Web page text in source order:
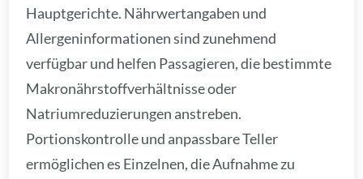
Hauptgerichte. Nährwertangaben und
Allergeninformationen sind zunehmend
verfügbar und helfen Passagieren, die bestimmte
Makronährstoffverhältnisse oder
Natriumreduzierungen anstreben.
Portionskontrolle und anpassbare Teller
ermöglichen es Einzelnen, die Aufnahme zu